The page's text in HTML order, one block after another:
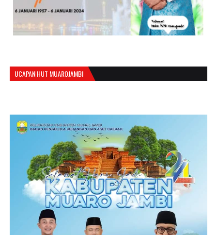
UCAPAN HUT MUAROJAMBI